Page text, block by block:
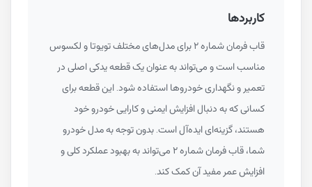
کاربردها
قاب فرمان شماره ۲ برای مدل‌های مختلف تویوتا و لکسوس
مناسب است و می‌تواند به عنوان یک قطعه یدکی اصلی در
تعمیر و نگهداری خودروها استفاده شود. این قطعه برای
کسانی که به دنبال افزایش ایمنی و کارایی خودرو خود
هستند، گزینه‌ای ایده‌آل است. بدون توجه به مدل خودرو
شما، قاب فرمان شماره ۲ می‌تواند به بهبود عملکرد کلی و
افزایش عمر مفید آن کمک کند.